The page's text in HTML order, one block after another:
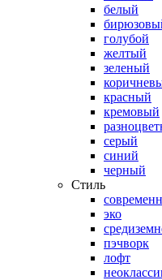
белый
голубой
желтый
зеленый
красный
кремовый
серый
синий
черный
Стиль
эко
пэчворк
лофт